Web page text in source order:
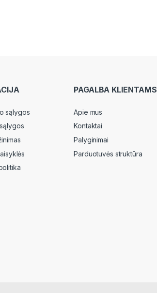
sąlygos
PAGALBA KLIENTAMS
Apie mus
Kontaktai
Palyginimai
Parduotuvės struktūra